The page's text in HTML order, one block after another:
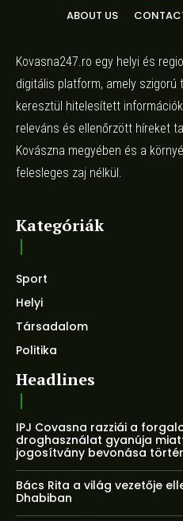
ABOUT US
Kovasna247.ro egy helyi és
digitális platform, amely szigorú
keresztül hitelesített
releváns és ellenőrzött híreket
Kovászna megyében és a
felesleges zaj nélkül.
Kategóriák
Sport
Helyi
Társadalom
Politika
Headlines
IPJ Covasna razziái a
droghasználat gyanúja
jogosítvány bevonása
Bács Rita a világ vezetője
Dhabiban